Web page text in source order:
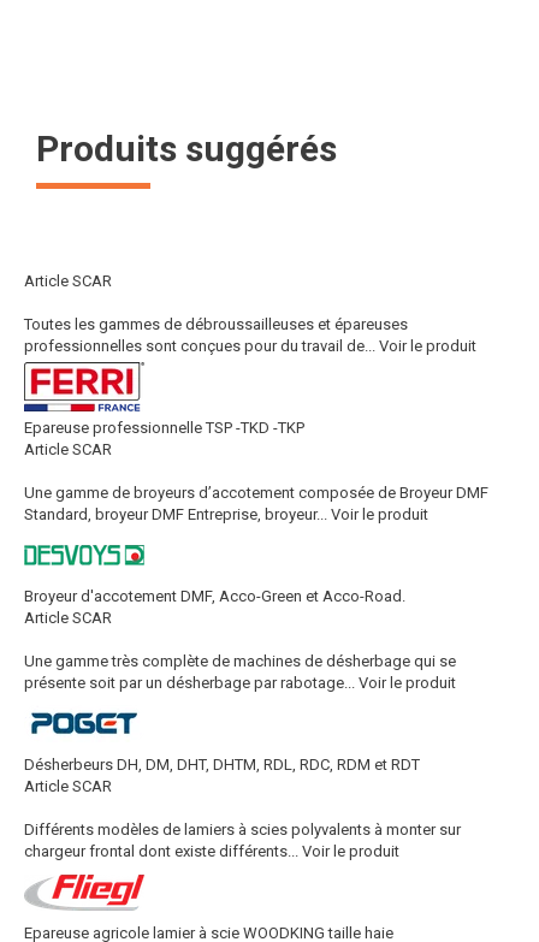
Produits suggérés
Article SCAR
Toutes les gammes de débroussailleuses et épareuses
professionnelles sont conçues pour du travail de... Voir le produit
Epareuse professionnelle TSP -TKD -TKP
Article SCAR
Une gamme de broyeurs d’accotement composée de Broyeur DMF
Standard, broyeur DMF Entreprise, broyeur... Voir le produit
Broyeur d'accotement DMF, Acco-Green et Acco-Road.
Article SCAR
Une gamme très complète de machines de désherbage qui se
présente soit par un désherbage par rabotage... Voir le produit
Désherbeurs DH, DM, DHT, DHTM, RDL, RDC, RDM et RDT
Article SCAR
Différents modèles de lamiers à scies polyvalents à monter sur
chargeur frontal dont existe différents... Voir le produit
Epareuse agricole lamier à scie WOODKING taille haie